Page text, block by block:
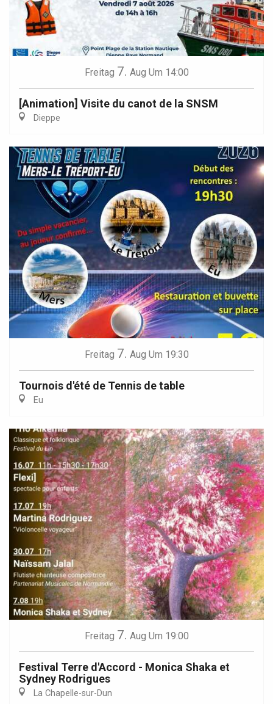
Freitag 7. Aug Um 14:00
[Animation] Visite du canot de la SNSM
Dieppe
Freitag 7. Aug Um 19:30
Tournois d'été de Tennis de table
Eu
Freitag 7. Aug Um 19:00
Festival Terre d'Accord - Monica Shaka et
Sydney Rodrigues
La Chapelle-sur-Dun